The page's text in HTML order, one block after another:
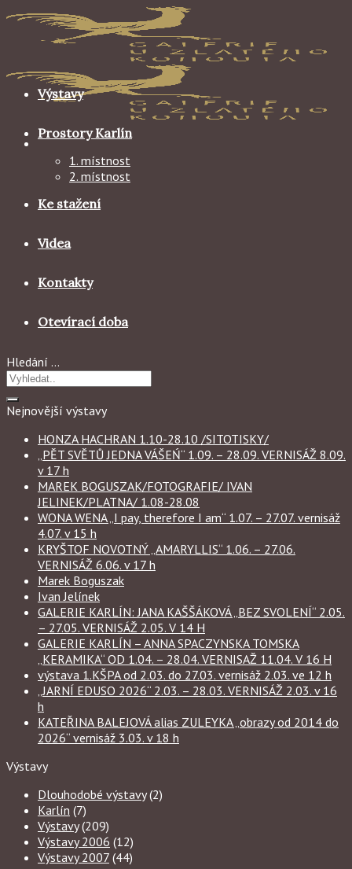
Skip
content
Výstavy
Prostory Karlín
1. místnost
2. místnost
Ke stažení
Videa
Kontakty
Otevírací doba
Hledání …
Nejnovější výstavy
HONZA HACHRAN 1.10-28.10 /SITOTISKY/
„PĚT SVĚTŮ JEDNA VÁŠEŃ“ 1.09. – 28.09. VERNISÁŽ 8.09.
v 17 h
MAREK BOGUSZAK/FOTOGRAFIE/ IVAN
JELINEK/PLATNA/ 1.08-28.08
WONA WENA „I pay, therefore I am“ 1.07. – 27.07. vernisáž
4.07. v 15 h
KRYŠTOF NOVOTNÝ „AMARYLLIS“ 1.06. – 27.06.
VERNISÁŽ 6.06. v 17 h
Marek Boguszak
Ivan Jelínek
GALERIE KARLÍN: JANA KAŠŠÁKOVÁ „BEZ SVOLENÍ“ 2.05.
– 27.05. VERNISÁŽ 2.05. V 14 H
GALERIE KARLÍN – ANNA SPACZYNSKA TOMSKA
„KERAMIKA“ OD 1.04. – 28.04. VERNISAŽ 11.04. V 16 H
výstava 1.KŠPA od 2.03. do 27.03. vernisáž 2.03. ve 12 h
„JARNÍ EDUSO 2026“ 2.03. – 28.03. VERNISÁŽ 2.03. v 16
h
KATEŘINA BALEJOVÁ alias ZULEYKA „obrazy od 2014 do
2026“ vernisáž 3.03. v 18 h
Výstavy
Dlouhodobé výstavy(2)
Karlín (7)
Výstavy(209)
Výstavy 2006 (12)
Výstavy 2007 (44)